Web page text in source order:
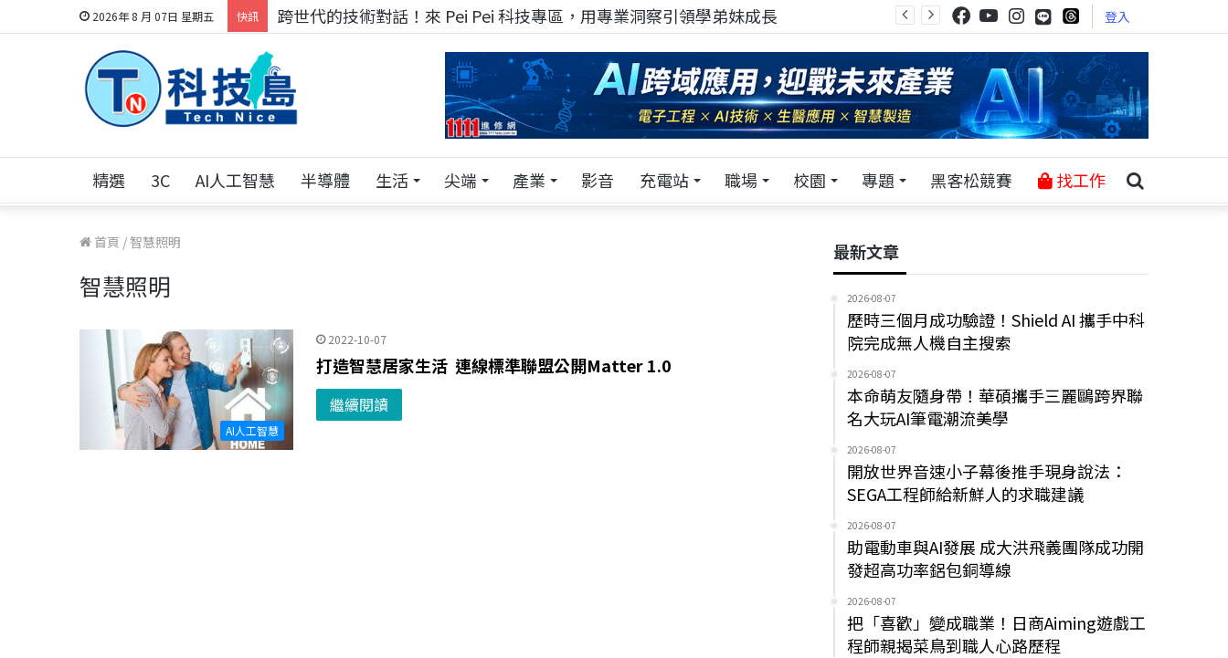
2026年 8 月 07日 星期五 快訊 跨世代的技術對話！來 Pei Pei 科技專區，用專業洞察引領學弟妹成長 登入
精選 3C AI人工智慧 半導體 生活 尖端 產業 影音 充電站 職場 校園 專題 黑客松競賽 找工作
首頁 / 智慧照明
智慧照明
AI人工智慧
2022-10-07
打造智慧居家生活 連線標準聯盟公開Matter 1.0
繼續閱讀
最新文章
2026-08-07
歷時三個月成功驗證！Shield AI 攜手中科
院完成無人機自主搜索
2026-08-07
本命萌友隨身帶！華碩攜手三麗鷗跨界聯
名大玩AI筆電潮流美學
2026-08-07
開放世界音速小子幕後推手現身說法：
SEGA工程師給新鮮人的求職建議
2026-08-07
助電動車與AI發展 成大洪飛義團隊成功開
發超高功率鋁包銅導線
2026-08-07
把「喜歡」變成職業！日商Aiming遊戲工
程師親揭菜鳥到職人心路歷程